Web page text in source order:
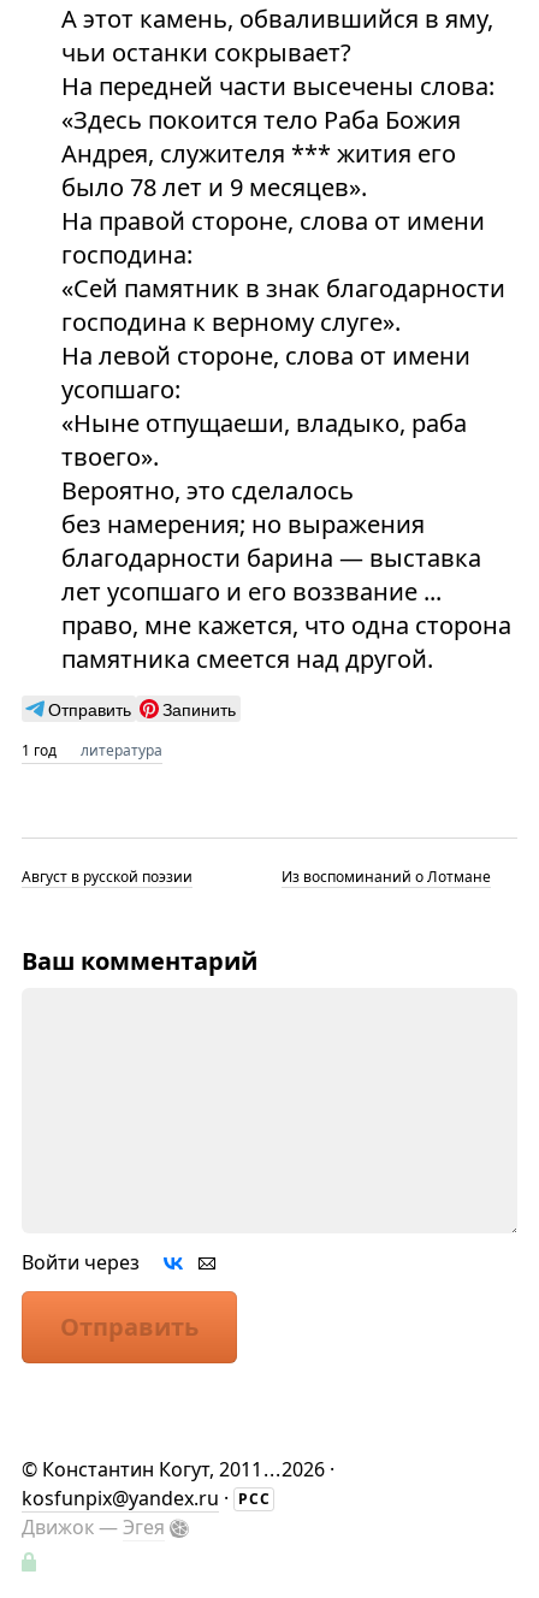
А этот камень, обвалившийся в яму,
чьи останки сокрывает?
На передней части высечены слова:
«Здесь покоится тело Раба Божия
Андрея, служителя *** жития его
было 78 лет и 9 месяцев».
На правой стороне, слова от имени
господина:
«Сей памятник в знак благодарности
господина к верному слуге».
На левой стороне, слова от имени
усопшаго:
«Ныне отпущаеши, владыко, раба
твоего».
Вероятно, это сделалось
без намерения; но выражения
благодарности барина — выставка
лет усопшаго и его воззвание ...
право, мне кажется, что одна сторона
памятника смеется над другой.
Отправить Запинить
1 год литература
Август в русской поэзии Из воспоминаний о Лотмане
Ваш комментарий
Войти через
Отправить
© Константин Когут, 2011 ...2026 ·
kosfunpix@yandex.ru · РСС
Движок —Эгея